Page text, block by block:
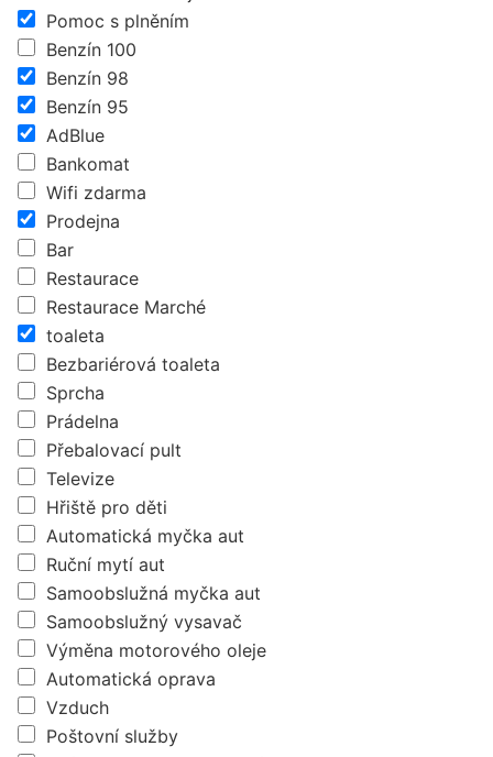
Pomoc s plněním
Benzín 100
Benzín 98
Benzín 95
AdBlue
Bankomat
Wifi zdarma
Prodejna
Bar
Restaurace
Restaurace Marché
toaleta
Bezbariérová toaleta
Sprcha
Prádelna
Přebalovací pult
Televize
Hřiště pro děti
Automatická myčka aut
Ruční mytí aut
Samoobslužná myčka aut
Samoobslužný vysavač
Výměna motorového oleje
Automatická oprava
Vzduch
Poštovní služby